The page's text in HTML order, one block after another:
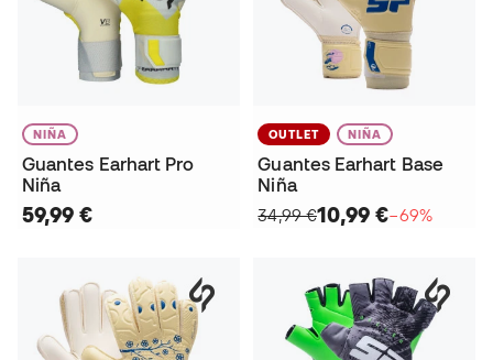
NIÑA
Guantes Earhart Pro
Niña
59,99 €
OUTLET NIÑA
Guantes Earhart Base
Niña
34,99 €10,99 €−69%